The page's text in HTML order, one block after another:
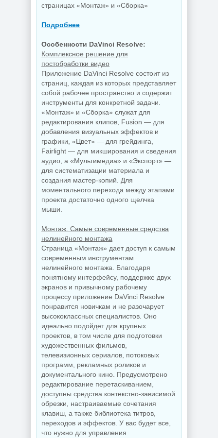
страницах «Монтаж» и «Сборка»
Подробнее
Особенности DaVinci Resolve:
Комплексное решение для
постобработки видео
Приложение DaVinci Resolve состоит из
страниц, каждая из которых представляет
собой рабочее пространство и содержит
инструменты для конкретной задачи.
«Монтаж» и «Сборка» служат для
редактирования клипов, Fusion — для
добавления визуальных эффектов и
графики, «Цвет» — для грейдинга,
Fairlight — для микширования и сведения
аудио, а «Мультимедиа» и «Экспорт» —
для систематизации материала и
создания мастер-копий. Для
моментального перехода между этапами
проекта достаточно одного щелчка
мыши.
Монтаж. Самые современные средства
нелинейного монтажа
Страница «Монтаж» дает доступ к самым
современным инструментам
нелинейного монтажа. Благодаря
понятному интерфейсу, поддержке двух
экранов и привычному рабочему
процессу приложение DaVinci Resolve
понравится новичкам и не разочарует
высококлассных специалистов. Оно
идеально подойдет для крупных
проектов, в том числе для подготовки
художественных фильмов,
телевизионных сериалов, потоковых
программ, рекламных роликов и
документального кино. Предусмотрено
редактирование перетаскиванием,
доступны средства контекстно-зависимой
обрезки, настраиваемые сочетания
клавиш, а также библиотека титров,
переходов и эффектов. У вас будет все,
что нужно для управления